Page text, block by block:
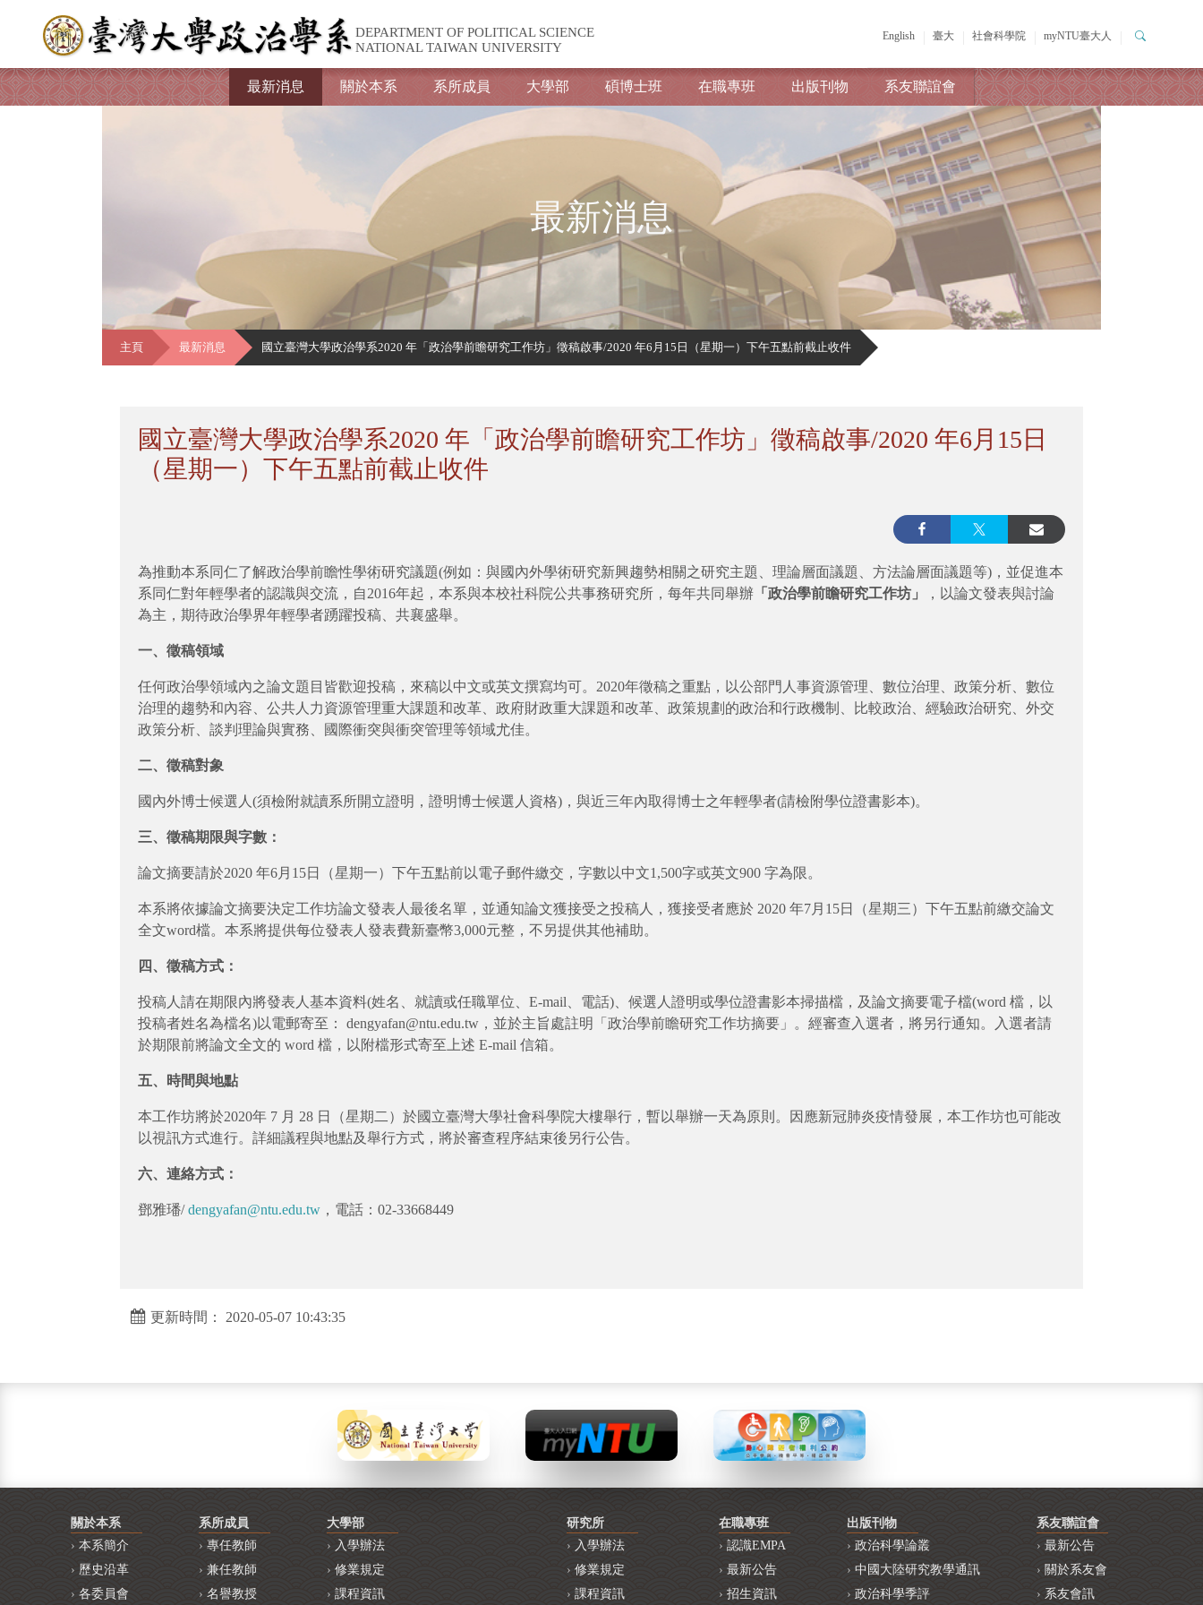
DEPARTMENT OF POLITICAL SCIENCE
NATIONAL TAIWAN UNIVERSITY
English 臺大 社會科學院 myNTU臺大人
最新消息 關於本系 系所成員 大學部 碩博士班 在職專班 出版刊物 系友聯誼會
最新消息
主頁 最新消息 國立臺灣大學政治學系2020 年「政治學前瞻研究工作坊」徵稿啟事/2020 年6月15日（星期一）下午五點前截止收件
國立臺灣大學政治學系2020 年「政治學前瞻研究工作坊」徵稿啟事/2020 年6月15日
（星期一）下午五點前截止收件
為推動本系同仁了解政治學前瞻性學術研究議題(例如：與國內外學術研究新興趨勢相關之研究主題、理論層面議題、方法論層面議題等)，並促進本
系同仁對年輕學者的認識與交流，自2016年起，本系與本校社科院公共事務研究所，每年共同舉辦 「政治學前瞻研究工作坊」
，以論文發表與討論
為主，期待政治學界年輕學者踴躍投稿、共襄盛舉。
一、徵稿領域
任何政治學領域內之論文題目皆歡迎投稿，來稿以中文或英文撰寫均可。2020年徵稿之重點，以公部門人事資源管理、數位治理、政策分析、數位
治理的趨勢和內容、公共人力資源管理重大課題和改革、政府財政重大課題和改革、政策規劃的政治和行政機制、比較政治、經驗政治研究、外交
政策分析、談判理論與實務、國際衝突與衝突管理等領域尤佳。
二、徵稿對象
國內外博士候選人(須檢附就讀系所開立證明，證明博士候選人資格)，與近三年內取得博士之年輕學者(請檢附學位證書影本)。
三、徵稿期限與字數：
論文摘要請於2020 年6月15日（星期一）下午五點前以電子郵件繳交，字數以中文1,500字或英文900 字為限。
本系將依據論文摘要決定工作坊論文發表人最後名單，並通知論文獲接受之投稿人，獲接受者應於 2020 年7月15日（星期三）下午五點前繳交論文
全文word檔。本系將提供每位發表人發表費新臺幣3,000元整，不另提供其他補助。
四、徵稿方式：
投稿人請在期限內將發表人基本資料(姓名、就讀或任職單位、E-mail、電話)、候選人證明或學位證書影本掃描檔，及論文摘要電子檔(word 檔，以
投稿者姓名為檔名)以電郵寄至： dengyafan@ntu.edu.tw，並於主旨處註明「政治學前瞻研究工作坊摘要」。經審查入選者，將另行通知。入選者請
於期限前將論文全文的 word 檔，以附檔形式寄至上述 E-mail 信箱。
五、時間與地點
本工作坊將於2020年 7 月 28 日（星期二）於國立臺灣大學社會科學院大樓舉行，暫以舉辦一天為原則。因應新冠肺炎疫情發展，本工作坊也可能改
以視訊方式進行。詳細議程與地點及舉行方式，將於審查程序結束後另行公告。
六、連絡方式：
鄧雅璠/dengyafan@ntu.edu.tw ，電話：02-33668449
更新時間： 2020-05-07 10:43:35
關於本系
本系簡介
歷史沿革
各委員會
系所成員
專任教師
兼任教師
名譽教授
大學部
入學辦法
修業規定
課程資訊
研究所
入學辦法
修業規定
課程資訊
在職專班
認識EMPA
最新公告
招生資訊
出版刊物
政治科學論叢
中國大陸研究教學通訊
政治科學季評
系友聯誼會
最新公告
關於系友會
系友會訊